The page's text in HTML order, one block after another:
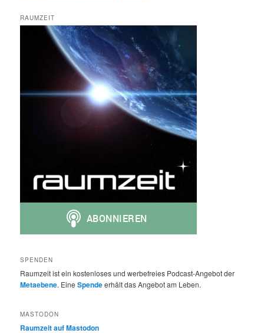
RAUMZEIT
SPENDEN
Raumzeit ist ein kostenloses und werbefreies Podcast-Angebot der
Metaebene. EineSpendeerhält das Angebot am Leben.
MASTODON
Raumzeit auf Mastodon